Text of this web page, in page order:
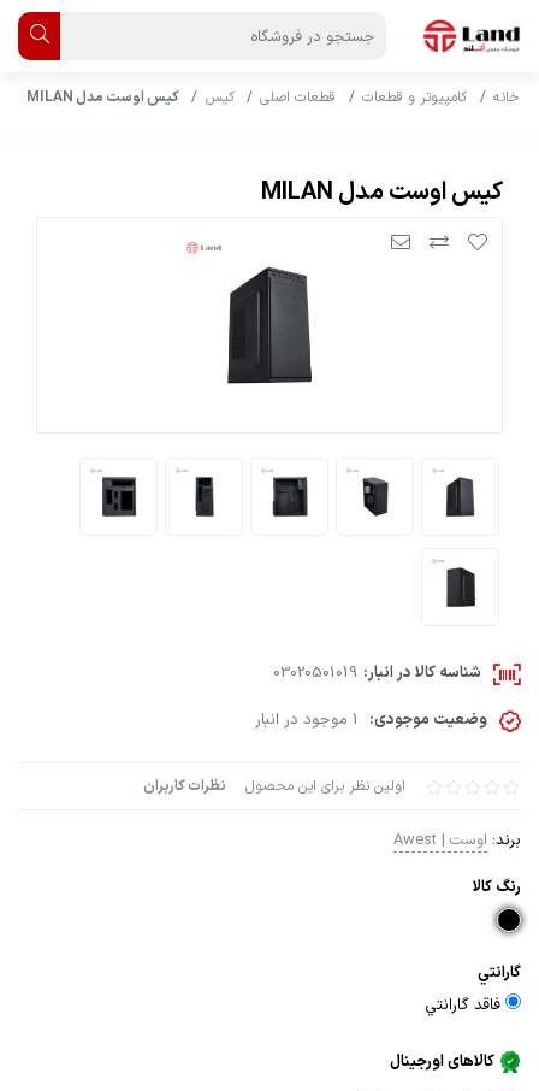
خانه کامپیوتر و قطعات قطعات اصلی کیس کیس اوست مدل MILAN
کیس اوست مدل MILAN
اولین نظر برای این محصول نظرات کاربران
برند: اوست | Awest
رنگ كالا
گارانتي
فاقد گارانتي
کالاهای اورجینال
شناسه کالا در انبار: 03020501019
وضعیت موجودی: 1 موجود در انبار